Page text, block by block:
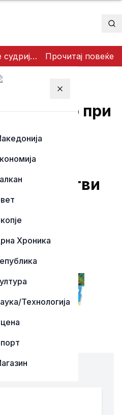
ВИДЕО: Се судрија патничко возило и камион на патот Гостивар – Страж Прочитај повеќе
Затвори мени
Хроника
Технологија
при
кај
–
без жртви